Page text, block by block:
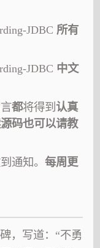
JDBC 所有
JDBC 中文
都将得到 认真
码也可以请教
通知。每周更
，写道：“不勇